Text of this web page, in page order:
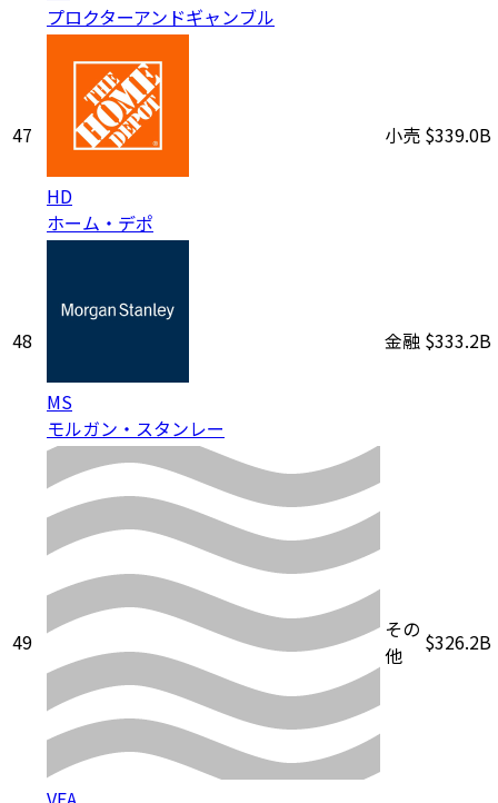
プロクターアンドギャンブル
47
HD
ホーム・デポ
小売 $339.0B
48
MS
モルガン・スタンレー
金融 $333.2B
49
その
他
$326.2B